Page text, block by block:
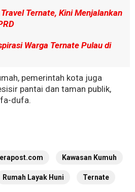
Ternate, Kini Menjalankan
Warga Ternate Pulau di
pemerintah kota juga
pantai dan taman publik,
dufa.
Kawasan Kumuh
Rumah Layak Huni Ternate